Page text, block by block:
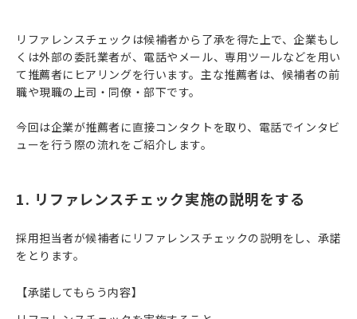
リファレンスチェックは候補者から了承を得た上で、企業もし
くは外部の委託業者が、電話やメール、専用ツールなどを用い
て推薦者にヒアリングを行います。主な推薦者は、候補者の前
職や現職の上司・同僚・部下です。
今回は企業が推薦者に直接コンタクトを取り、電話でインタビ
ューを行う際の流れをご紹介します。
1. リファレンスチェック実施の説明をする
採用担当者が候補者にリファレンスチェックの説明をし、承諾
をとります。
【承諾してもらう内容】